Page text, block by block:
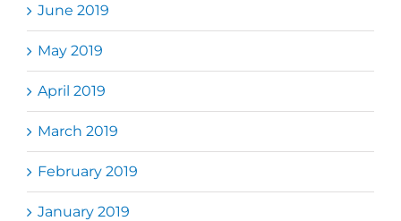
June 2019
May 2019
April 2019
March 2019
February 2019
January 2019